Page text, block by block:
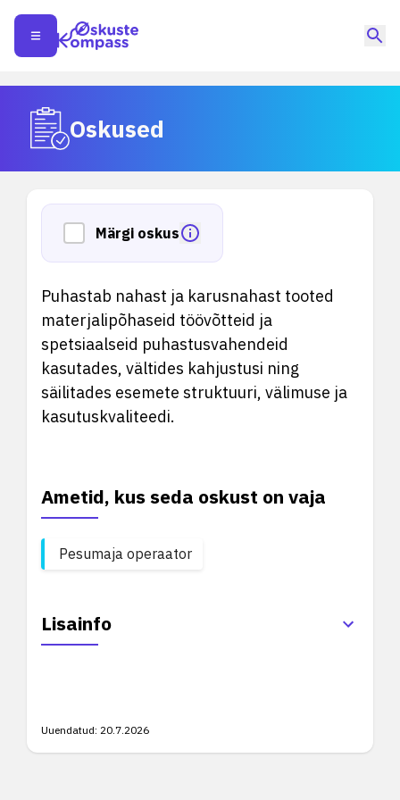
Oskused
Märgi oskus
Puhastab nahast ja karusnahast tooted
materjalipõhaseid töövõtteid ja
spetsiaalseid puhastusvahendeid
kasutades, vältides kahjustusi ning
säilitades esemete struktuuri, välimuse ja
kasutuskvaliteedi.
Ametid, kus seda oskust on vaja
Pesumaja operaator
Lisainfo
Uuendatud: 20.7.2026